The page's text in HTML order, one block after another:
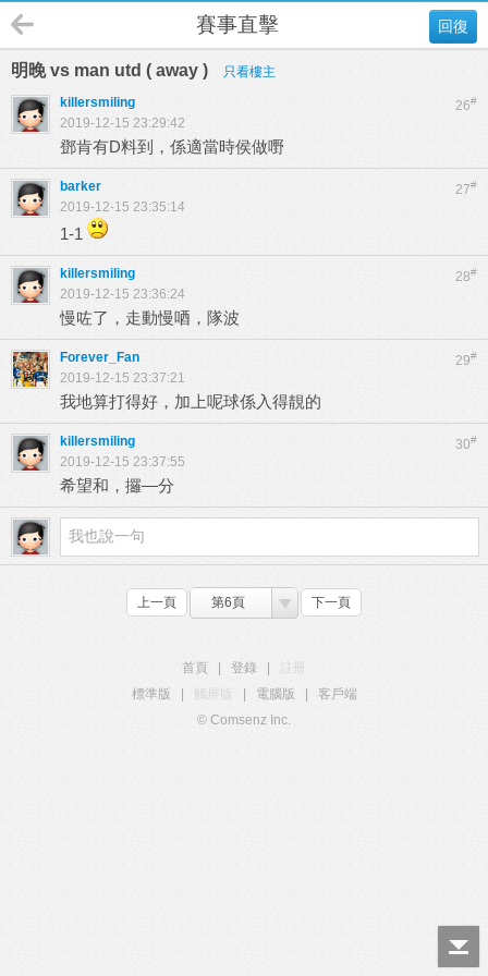
回復
賽事直擊
明晚 vs man utd ( away ) 只看樓主
26#
killersmiling
2019-12-15 23:29:42
鄧肯有D料到，係適當時侯做嘢
27#
barker
2019-12-15 23:35:14
1-1
28#
killersmiling
2019-12-15 23:36:24
慢咗了，走動慢唒，隊波
29#
Forever_Fan
2019-12-15 23:37:21
我地算打得好，加上呢球係入得靚的
30#
killersmiling
2019-12-15 23:37:55
希望和，攞—分
上一頁 第6頁 下一頁
首頁 登錄
標準版
觸屏版 電腦版
客戶端
© Comsenz Inc.